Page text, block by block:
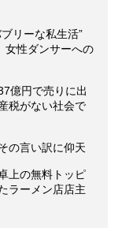
ブリーな私生活”
女性ダンサーへの
億円で売りに出
税がない社会で
の言い訳に仰天
上の無料トッピ
ラーメン店店主